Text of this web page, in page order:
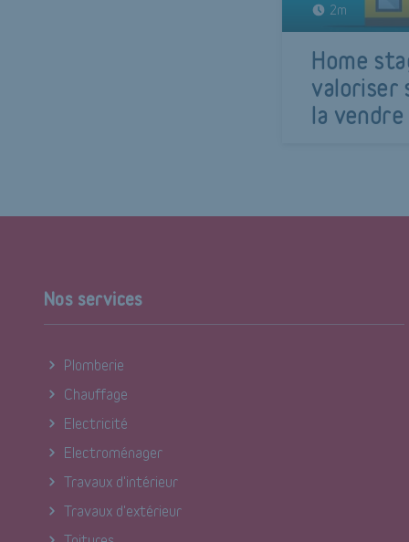
2m
Home
valoriser
la vendre
Nos services
Plomberie
Chauffage
Electricité
Electroménager
Travaux d'intérieur
Travaux d'extérieur